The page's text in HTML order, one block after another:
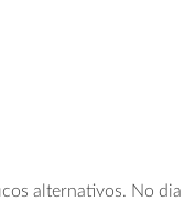
alternativos. No dia